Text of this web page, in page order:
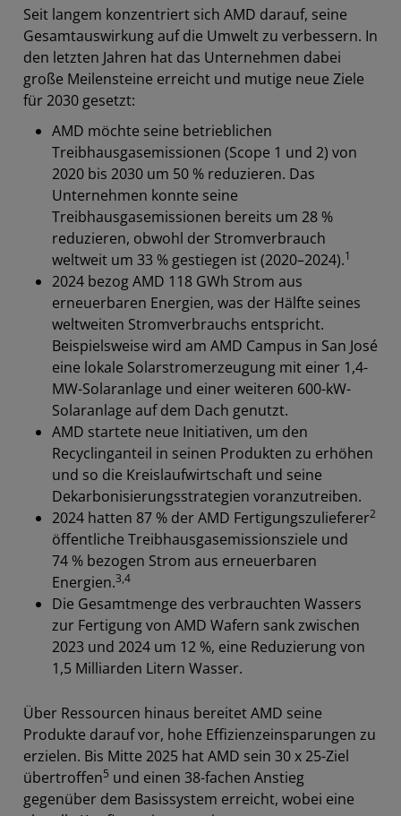
Seit langem konzentriert sich AMD darauf, seine
Gesamtauswirkung auf die Umwelt zu verbessern. In
den letzten Jahren hat das Unternehmen dabei
große Meilensteine erreicht und mutige neue Ziele
für 2030 gesetzt:
AMD möchte seine betrieblichen
Treibhausgasemissionen (Scope 1 und 2) von
2020 bis 2030 um 50 % reduzieren. Das
Unternehmen konnte seine
Treibhausgasemissionen bereits um 28 %
reduzieren, obwohl der Stromverbrauch
weltweit um 33 % gestiegen ist (2020–2024).1
2024 bezog AMD 118 GWh Strom aus
erneuerbaren Energien, was der Hälfte seines
weltweiten Stromverbrauchs entspricht.
Beispielsweise wird am AMD Campus in San José
eine lokale Solarstromerzeugung mit einer 1,4-
MW-Solaranlage und einer weiteren 600-kW-
Solaranlage auf dem Dach genutzt.
AMD startete neue Initiativen, um den
Recyclinganteil in seinen Produkten zu erhöhen
und so die Kreislaufwirtschaft und seine
Dekarbonisierungsstrategien voranzutreiben.
2024 hatten 87 % der AMD Fertigungszulieferer2
öffentliche Treibhausgasemissionsziele und
74 % bezogen Strom aus erneuerbaren
Energien.3,4
Die Gesamtmenge des verbrauchten Wassers
zur Fertigung von AMD Wafern sank zwischen
2023 und 2024 um 12 %, eine Reduzierung von
1,5 Milliarden Litern Wasser.
Über Ressourcen hinaus bereitet AMD seine
Produkte darauf vor, hohe Effizienzeinsparungen zu
erzielen. Bis Mitte 2025 hat AMD sein 30 x 25-Ziel
übertroffen5 und einen 38-fachen Anstieg
gegenüber dem Basissystem erreicht, wobei eine